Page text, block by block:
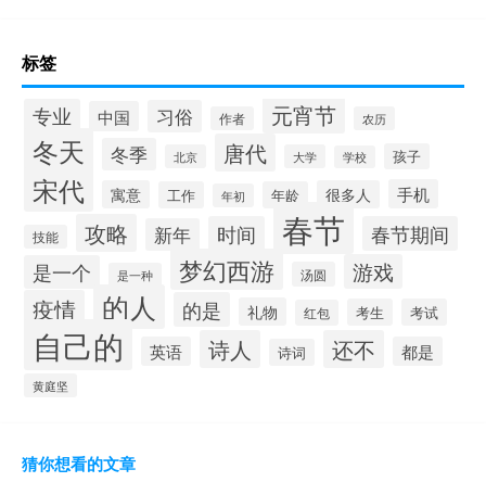
标签
专业 中国 习俗 作者 元宵节 农历
冬天 冬季 北京 唐代 大学 学校 孩子
宋代 寓意 工作 年初 年龄 很多人 手机
技能 攻略 新年 时间 春节 春节期间
是一个 是一种 梦幻西游 汤圆 游戏
疫情 的人 的是 礼物 红包 考生 考试
自己的 英语 诗人 诗词 还不 都是
黄庭坚
猜你想看的文章